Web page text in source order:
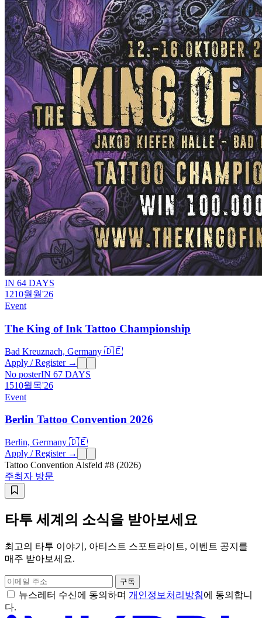
IN 64 DAYS
1210월월'26
Event
The King of Ink Tattoo Championship
Bad Kreuznach, Germany 🇩🇪
Apply / Register →
No posterIN 67 DAYS
1510월목'26
Event
Berlin Tattoo Convention 2026
Berlin, Germany 🇩🇪
Apply / Register →
Tattoo Convention Alsfeld #8 (2026)
주최자 방문
타투 세계의 소식을 받아보세요
최고의 타투 이야기, 아티스트 스포트라이트, 이벤트 공지를
매주 받아보세요.
구독
뉴스레터 수신에 동의하며 개인정보처리방침에 동의합니
다.